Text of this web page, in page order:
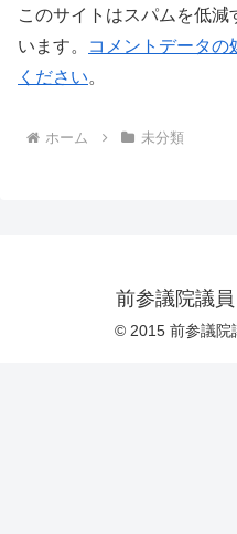
このサイトはスパムを低減
います。
コメントデータの
ください。
ホーム 未分類
前参議院議
© 2015 前参議院